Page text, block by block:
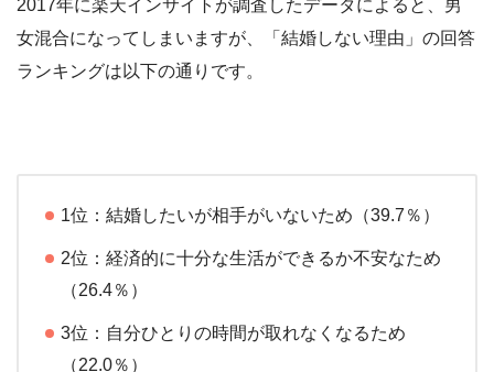
2017年に楽天インサイトが調査したデータによると、男
女混合になってしまいますが、「結婚しない理由」の回答
ランキングは以下の通りです。
1位：結婚したいが相手がいないため（39.7％）
2位：経済的に十分な生活ができるか不安なため
（26.4％）
3位：自分ひとりの時間が取れなくなるため
（22.0％）